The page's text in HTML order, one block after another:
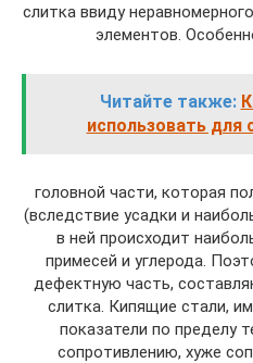
слитка ввиду
элементов.
Читайте также:
использовать для
головной части, которая
(вследствие усадки и
в ней происходит
примесей и углерода.
дефектную часть,
слитка. Кипящие стали,
показатели по пределу
сопротивлению, хуже